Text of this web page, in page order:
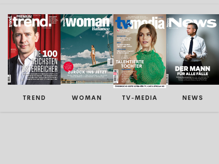
TREND WOMAN TV-MEDIA NEWS